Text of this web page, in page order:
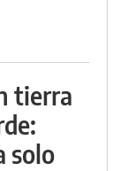
tierra
solo